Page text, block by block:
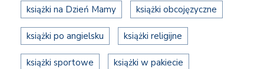
książki na Dzień Mamy książki obcojęzyczne
książki po angielsku książki religijne
książki sportowe książki w pakiecie